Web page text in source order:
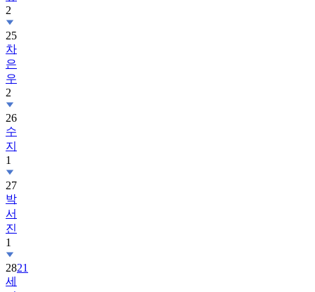
25
차
은
우
2
26
수
지
1
27
박
서
진
1
28
세
기
대